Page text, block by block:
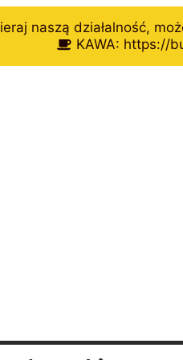
naszą działalność,
KAWA: https://